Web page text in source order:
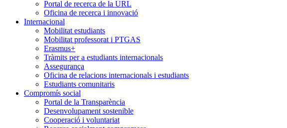
Portal de recerca de la URL
Oficina de recerca i innovació
Internacional
Mobilitat estudiants
Mobilitat professorat i PTGAS
Erasmus+
Tràmits per a estudiants internacionals
Assegurança
Oficina de relacions internacionals i estudiants
Estudiants comunitaris
Compromís social
Portal de la Transparència
Desenvolupament sostenible
Cooperació i voluntariat